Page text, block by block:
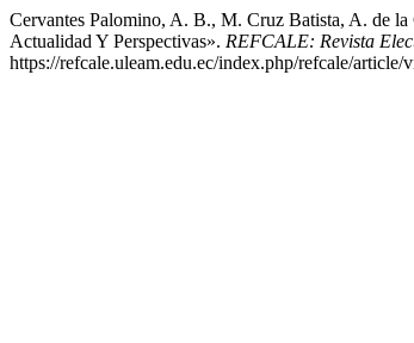
Cervantes Palomino, A. B., M. Cruz Batista, A. de
Actualidad Y Perspectivas». REFCALE: Revista
https://refcale.uleam.edu.ec/index.php/refcale/article/